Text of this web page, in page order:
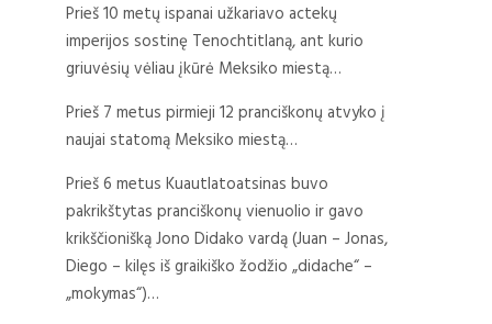
Prieš 10 metų ispanai užkariavo actekų
imperijos sostinę Tenochtitlaną, ant kurio
griuvėsių vėliau įkūrė Meksiko miestą…
Prieš 7 metus pirmieji 12 pranciškonų atvyko į
naujai statomą Meksiko miestą…
Prieš 6 metus Kuautlatoatsinas buvo
pakrikštytas pranciškonų vienuolio ir gavo
krikščionišką Jono Didako vardą (Juan – Jonas,
Diego – kilęs iš graikiško žodžio „didache“ –
„mokymas“)…